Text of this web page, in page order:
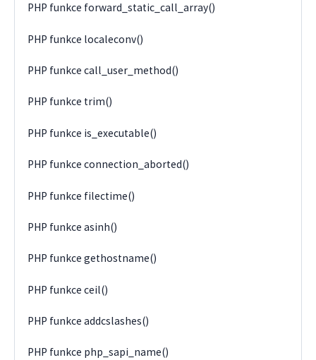
PHP funkce forward_static_call_array()
PHP funkce localeconv()
PHP funkce call_user_method()
PHP funkce trim()
PHP funkce is_executable()
PHP funkce connection_aborted()
PHP funkce filectime()
PHP funkce asinh()
PHP funkce gethostname()
PHP funkce ceil()
PHP funkce addcslashes()
PHP funkce php_sapi_name()